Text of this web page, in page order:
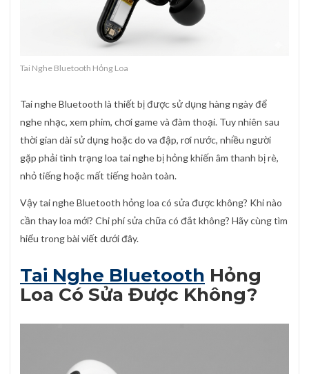
Tai Nghe Bluetooth Hỏng Loa
Tai nghe Bluetooth là thiết bị được sử dụng hàng ngày để
nghe nhạc, xem phim, chơi game và đàm thoại. Tuy nhiên sau
thời gian dài sử dụng hoặc do va đập, rơi nước, nhiều người
gặp phải tình trạng loa tai nghe bị hỏng khiến âm thanh bị rè,
nhỏ tiếng hoặc mất tiếng hoàn toàn.
Vậy tai nghe Bluetooth hỏng loa có sửa được không? Khi nào
cần thay loa mới? Chi phí sửa chữa có đắt không? Hãy cùng tìm
hiểu trong bài viết dưới đây.
Tai Nghe Bluetooth Hỏng
Loa Có Sửa Được Không?